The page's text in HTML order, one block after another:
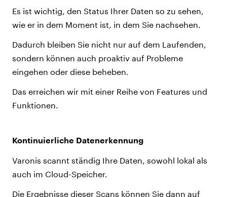
Es ist wichtig, den Status Ihrer Daten so zu sehen,
wie er in dem Moment ist, in dem Sie nachsehen.
Dadurch bleiben Sie nicht nur auf dem Laufenden,
sondern können auch proaktiv auf Probleme
eingehen oder diese beheben.
Das erreichen wir mit einer Reihe von Features und
Funktionen.
Kontinuierliche Datenerkennung
Varonis scannt ständig Ihre Daten, sowohl lokal als
auch im Cloud-Speicher.
Die Ergebnisse dieser Scans können Sie dann auf